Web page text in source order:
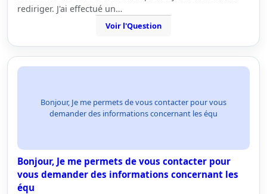
rediriger. J'ai effectué un…
Voir l'Question
Bonjour, Je me permets de vous contacter pour vous
demander des informations concernant les équ
Bonjour, Je me permets de vous contacter pour
vous demander des informations concernant les
équ